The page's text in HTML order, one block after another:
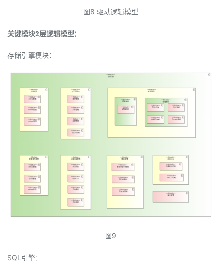
图8 驱动逻辑模型
关键模块2层逻辑模型：
存储引擎模块：
图9
SQL引擎：